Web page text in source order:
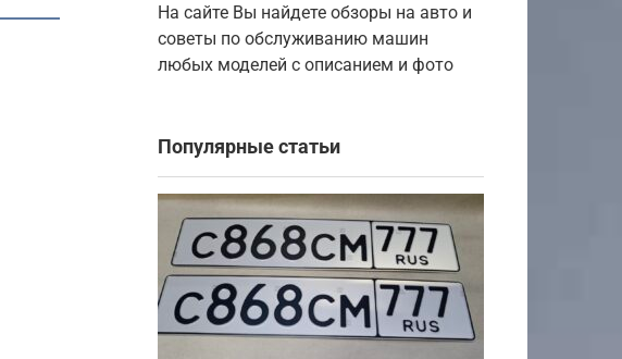
На сайте Вы найдете обзоры на авто и
советы по обслуживанию машин
любых моделей с описанием и фото
Популярные статьи